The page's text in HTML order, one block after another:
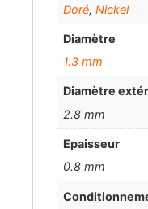
Doré,Nickel
Diamètre
1.3 mm
Diamètre
2.8 mm
Epaisseur
0.8 mm